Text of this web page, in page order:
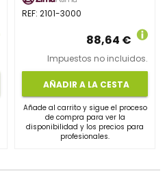
REF:2101-3000
88,64 €
Impuestos no incluidos.
AÑADIR A LA CESTA
Añade al carrito y sigue el proceso
de compra para ver la
disponibilidad y los precios para
profesionales.